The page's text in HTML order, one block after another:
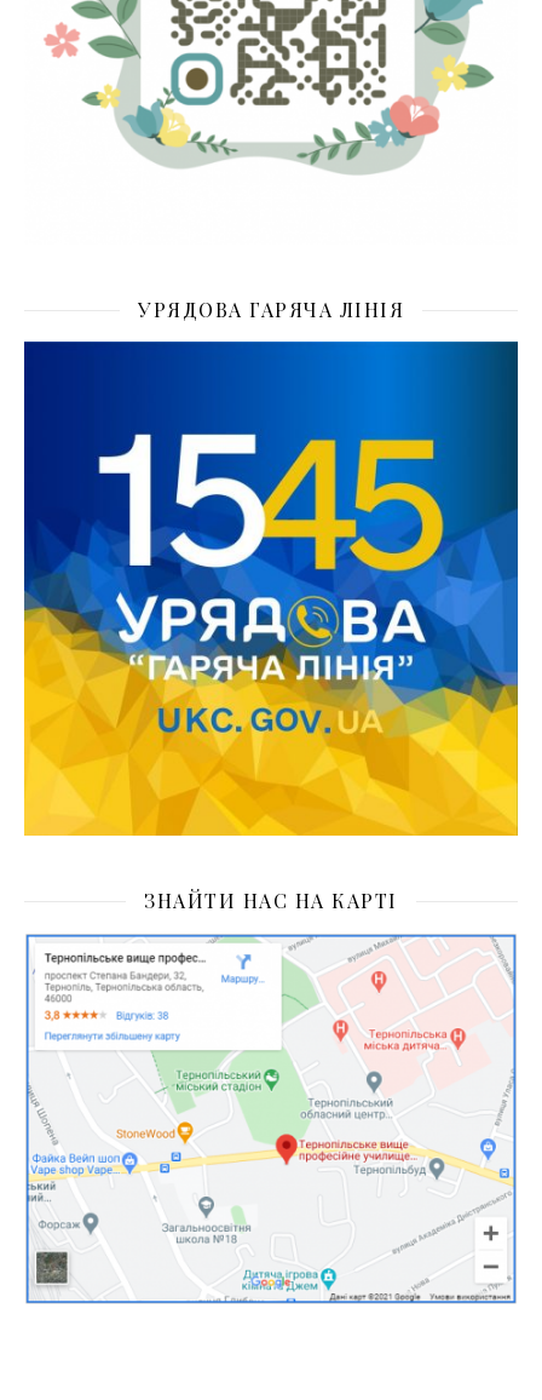
УРЯДОВА ГАРЯЧА ЛІНІЯ
ЗНАЙТИ НАС НА КАРТІ